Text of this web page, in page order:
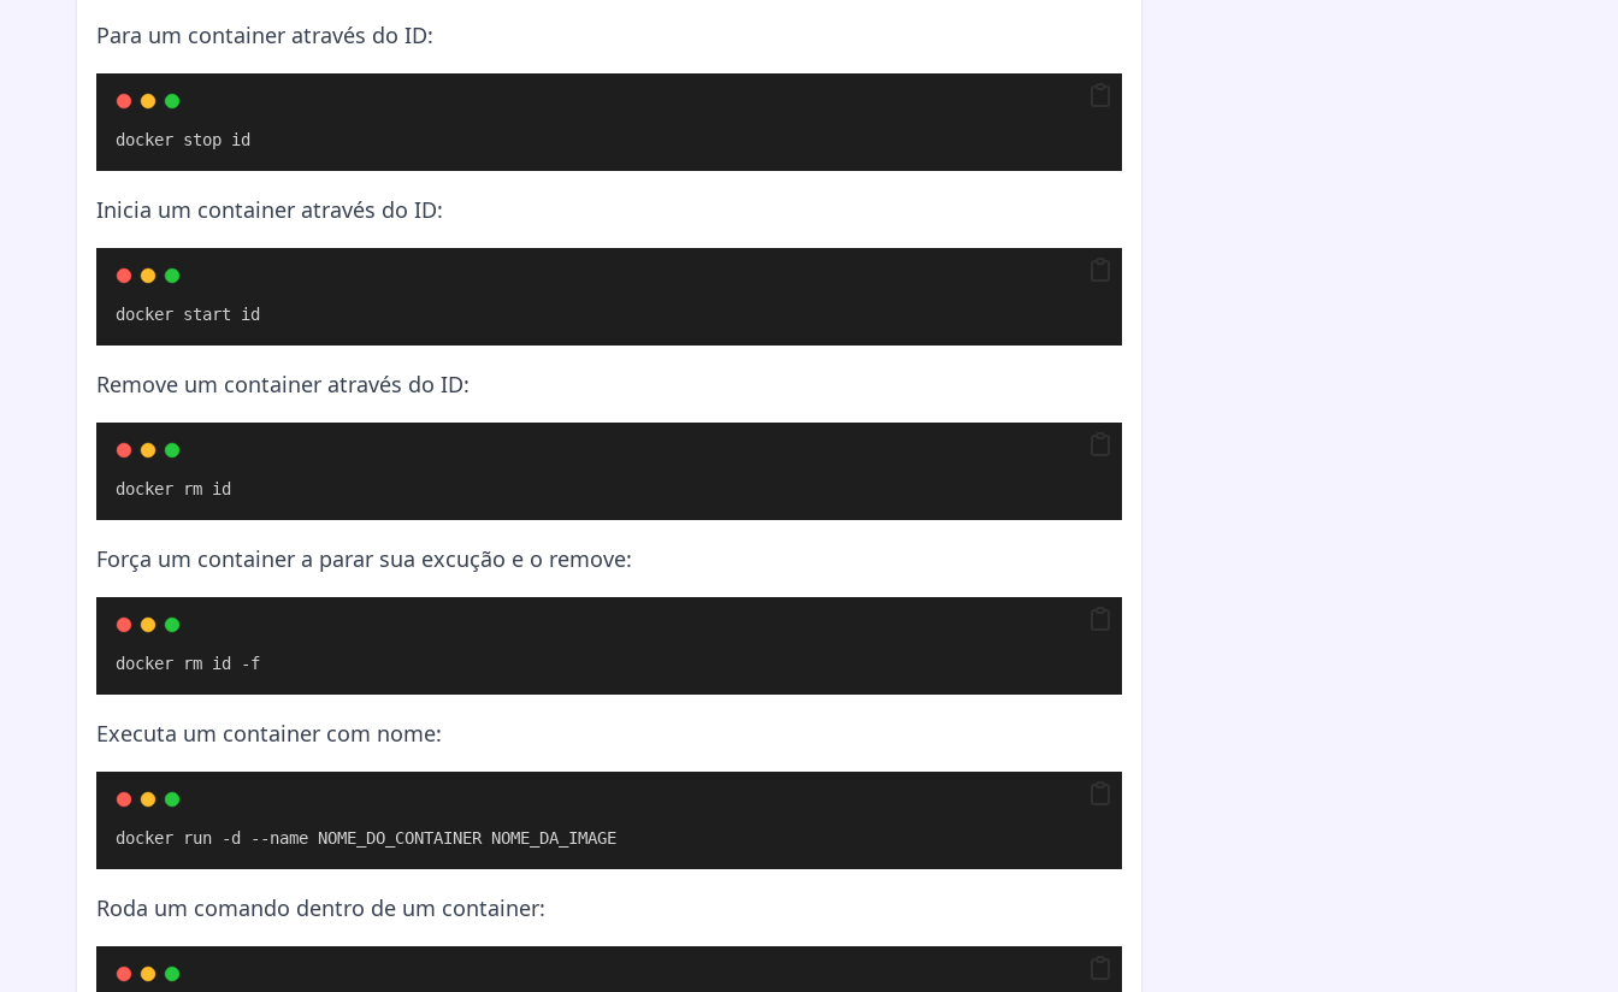
Para um container através do ID:
docker stop id
Inicia um container através do ID:
docker start id
Remove um container através do ID:
docker rm id
Força um container a parar sua excução e o remove:
docker rm id -f
Executa um container com nome:
docker run -d --name NOME_DO_CONTAINER NOME_DA_IMAGE
Roda um comando dentro de um container: